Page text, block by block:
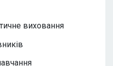
виховання